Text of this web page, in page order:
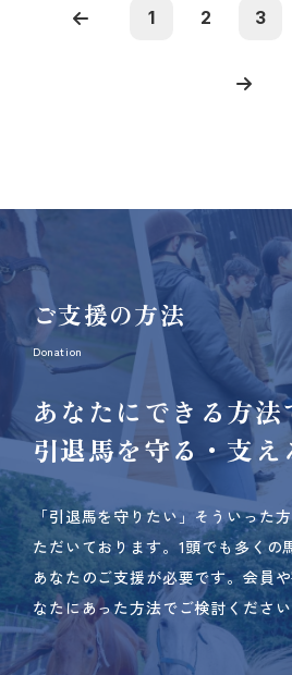
1 2 3
ご支援の方法
Donation
あなたにできる方法
引退馬を守る・支え
「引退馬を守りたい」そういった
ただいております。 1頭でも多くの
あなたのご支援が必要です。 会員
なたにあった方法でご検討くださ